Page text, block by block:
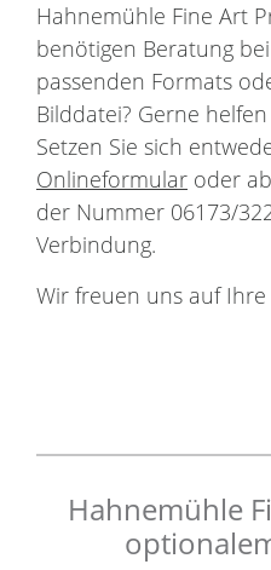
Hahnemühle Fine Art
benötigen Beratung
passenden Formats
Bilddatei? Gerne
Setzen Sie sich
Onlineformular oder
der Nummer 06173/
Verbindung.
Wir freuen uns auf Ihre
Hahnemühle